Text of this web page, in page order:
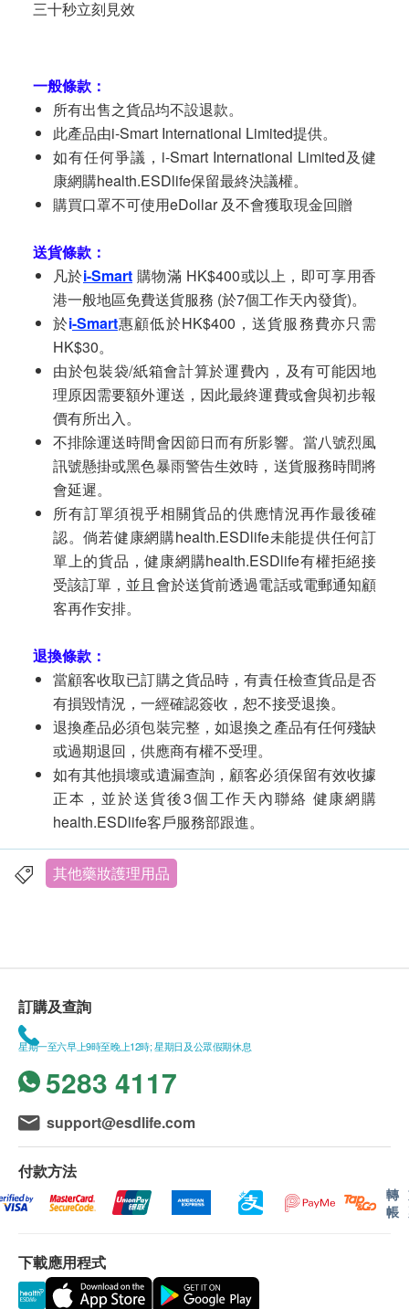
三十秒立刻見效
一般條款：
所有出售之貨品均不設退款。
此產品由i-Smart International Limited提供。
如有任何爭議，i-Smart International Limited及健
康網購health.ESDlife保留最終決議權。
購買口罩不可使用eDollar 及不會獲取現金回贈
送貨條款：
凡於i-Smart 購物滿 HK$400或以上，即可享用香
港一般地區免費送貨服務 (於7個工作天內發貨)。
於i-Smart惠顧低於HK$400，送貨服務費亦只需
HK$30。
由於包裝袋/紙箱會計算於運費內，及有可能因地
理原因需要額外運送，因此最終運費或會與初步報
價有所出入。
不排除運送時間會因節日而有所影響。當八號烈風
訊號懸掛或黑色暴雨警告生效時，送貨服務時間將
會延遲。
所有訂單須視乎相關貨品的供應情況再作最後確
認。倘若健康網購health.ESDlife未能提供任何訂
單上的貨品，健康網購health.ESDlife有權拒絕接
受該訂單，並且會於送貨前透過電話或電郵通知顧
客再作安排。
退換條款：
當顧客收取已訂購之貨品時，有責任檢查貨品是否
有損毀情況，一經確認簽收，恕不接受退換。
退換產品必須包裝完整，如退換之產品有任何殘缺
或過期退回，供應商有權不受理。
如有其他損壞或遺漏查詢，顧客必須保留有效收據
正本，並於送貨後3個工作天內聯絡 健康網購
health.ESDlife客戶服務部跟進。
其他藥妝護理用品
訂購及查詢
星期一至六早上9時至晚上12時; 星期日及公眾假期休息
5283 4117
support@esdlife.com
付款方法
轉
帳
下載應用程式